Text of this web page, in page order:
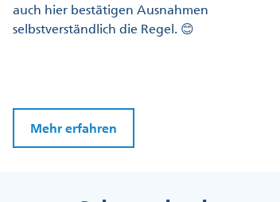
auch hier bestätigen Ausnahmen
selbstverständlich die Regel. 😊
Mehr erfahren